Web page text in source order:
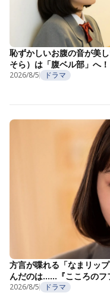
恥ずかしいお腹の音が美
そら）は「腹ベル部」へ
2026/8/5 ドラマ
方言が喋れる「なまリッ
んだのは……『こころのフ
2026/8/5 ドラマ